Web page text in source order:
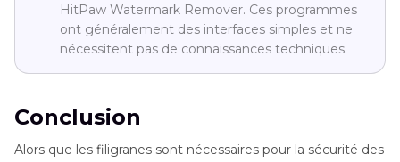
HitPaw Watermark Remover. Ces programmes
ont généralement des interfaces simples et ne
nécessitent pas de connaissances techniques.
Conclusion
Alors que les filigranes sont nécessaires pour la sécurité des